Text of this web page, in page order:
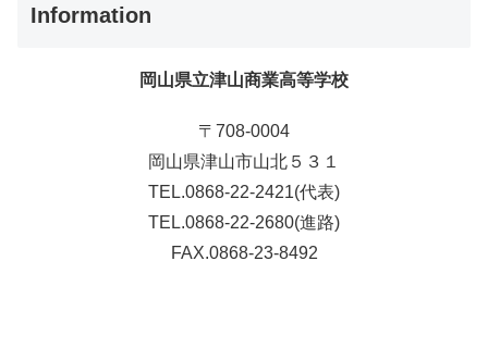
Information
岡山県立津山商業高等学校
〒708-0004
岡山県津山市山北５３１
TEL.0868-22-2421(代表)
TEL.0868-22-2680(進路)
FAX.0868-23-8492